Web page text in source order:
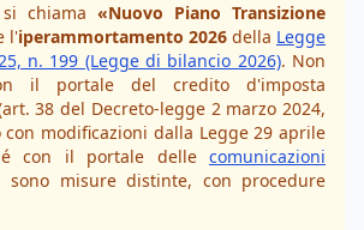
chiama «Nuovo Piano Transizione
l'iperammortamento 2026 della Legge
n. 199 (Legge di bilancio 2026). Non
il portale del credito d'imposta
38 del Decreto-legge 2 marzo 2024,
con modificazioni dalla Legge 29 aprile
con il portale delle comunicazioni
sono misure distinte, con procedure